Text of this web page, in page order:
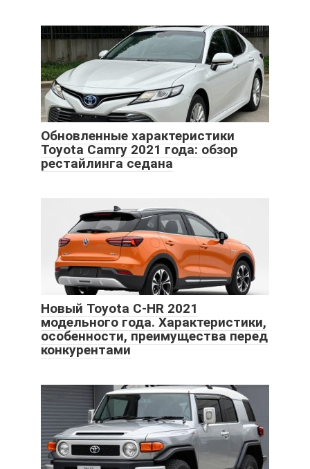
Обновленные характеристики
Toyota Camry 2021 года: обзор
рестайлинга седана
Новый Toyota C-HR 2021
модельного года. Характеристики,
особенности, преимущества перед
конкурентами